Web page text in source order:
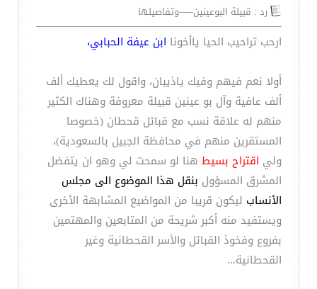
رد : قبيلة البوعينين-----وتفاصيلها
ارحب تراحيب الحيا ياأخونا ابن عيفة الحبابي،
أولا نعم فيهم وفيك ياذيبان، واقول لك يعطيك ألف
ألف عافية وآل بو عينين قبيلة معروفة وهناك الكثير
منهم له علاقة نسب مع قبائل قحطان (خصوصا
المستقرين منهم في محافظة الجبيل بالسعودية)،
ولي اقتراح بسيط هنا لو سمحت لي وهو ان يتفضل
المشرق المسؤول بنقل هذا الموضوع الى مجلس
الأنساب ليكون قريبا من المواضيع المشابهة الأخرى
ويستفيد منه أكبر شريحة من المتابعين والمهتمين
بفروع وفخوذ القبائل والأسر القحطانية وغير
القحطانية...